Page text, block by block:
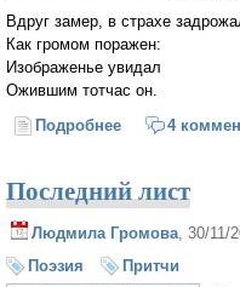
Вдруг замер, в страхе
Как громом поражен:
Изображенье увидал
Ожившим тотчас он.
Подробнее о Нечаянная
4
Последний лист
Людмила Громова , 30/
Поэзия
Притчи